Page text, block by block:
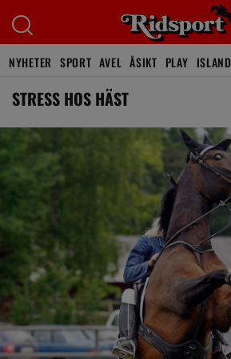
NYHETER SPORT AVEL ÅSIKT PLAY ISLAND
STRESS HOS HÄST